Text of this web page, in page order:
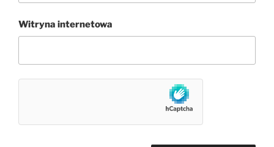
Witryna internetowa